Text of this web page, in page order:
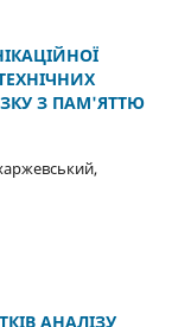
З ПАМ'ЯТТЮ
АНАЛІЗУ